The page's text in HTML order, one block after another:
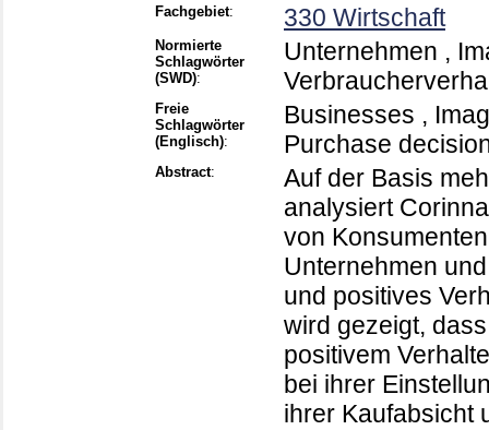
Fachgebiet: 330 Wirtschaft
Normierte
Schlagwörter
(SWD):
Unternehmen ,
Freie
Schlagwörter
(Englisch):
Businesses ,
Purchase
Abstract:
Auf der Basis
analysiert
von
Unternehmen
und positives
wird gezeigt,
positivem
bei ihrer
ihrer Kaufabsicht